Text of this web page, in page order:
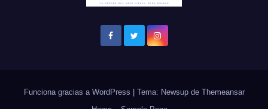
Funciona gracias a WordPress Tema: Newsup de Themeansar